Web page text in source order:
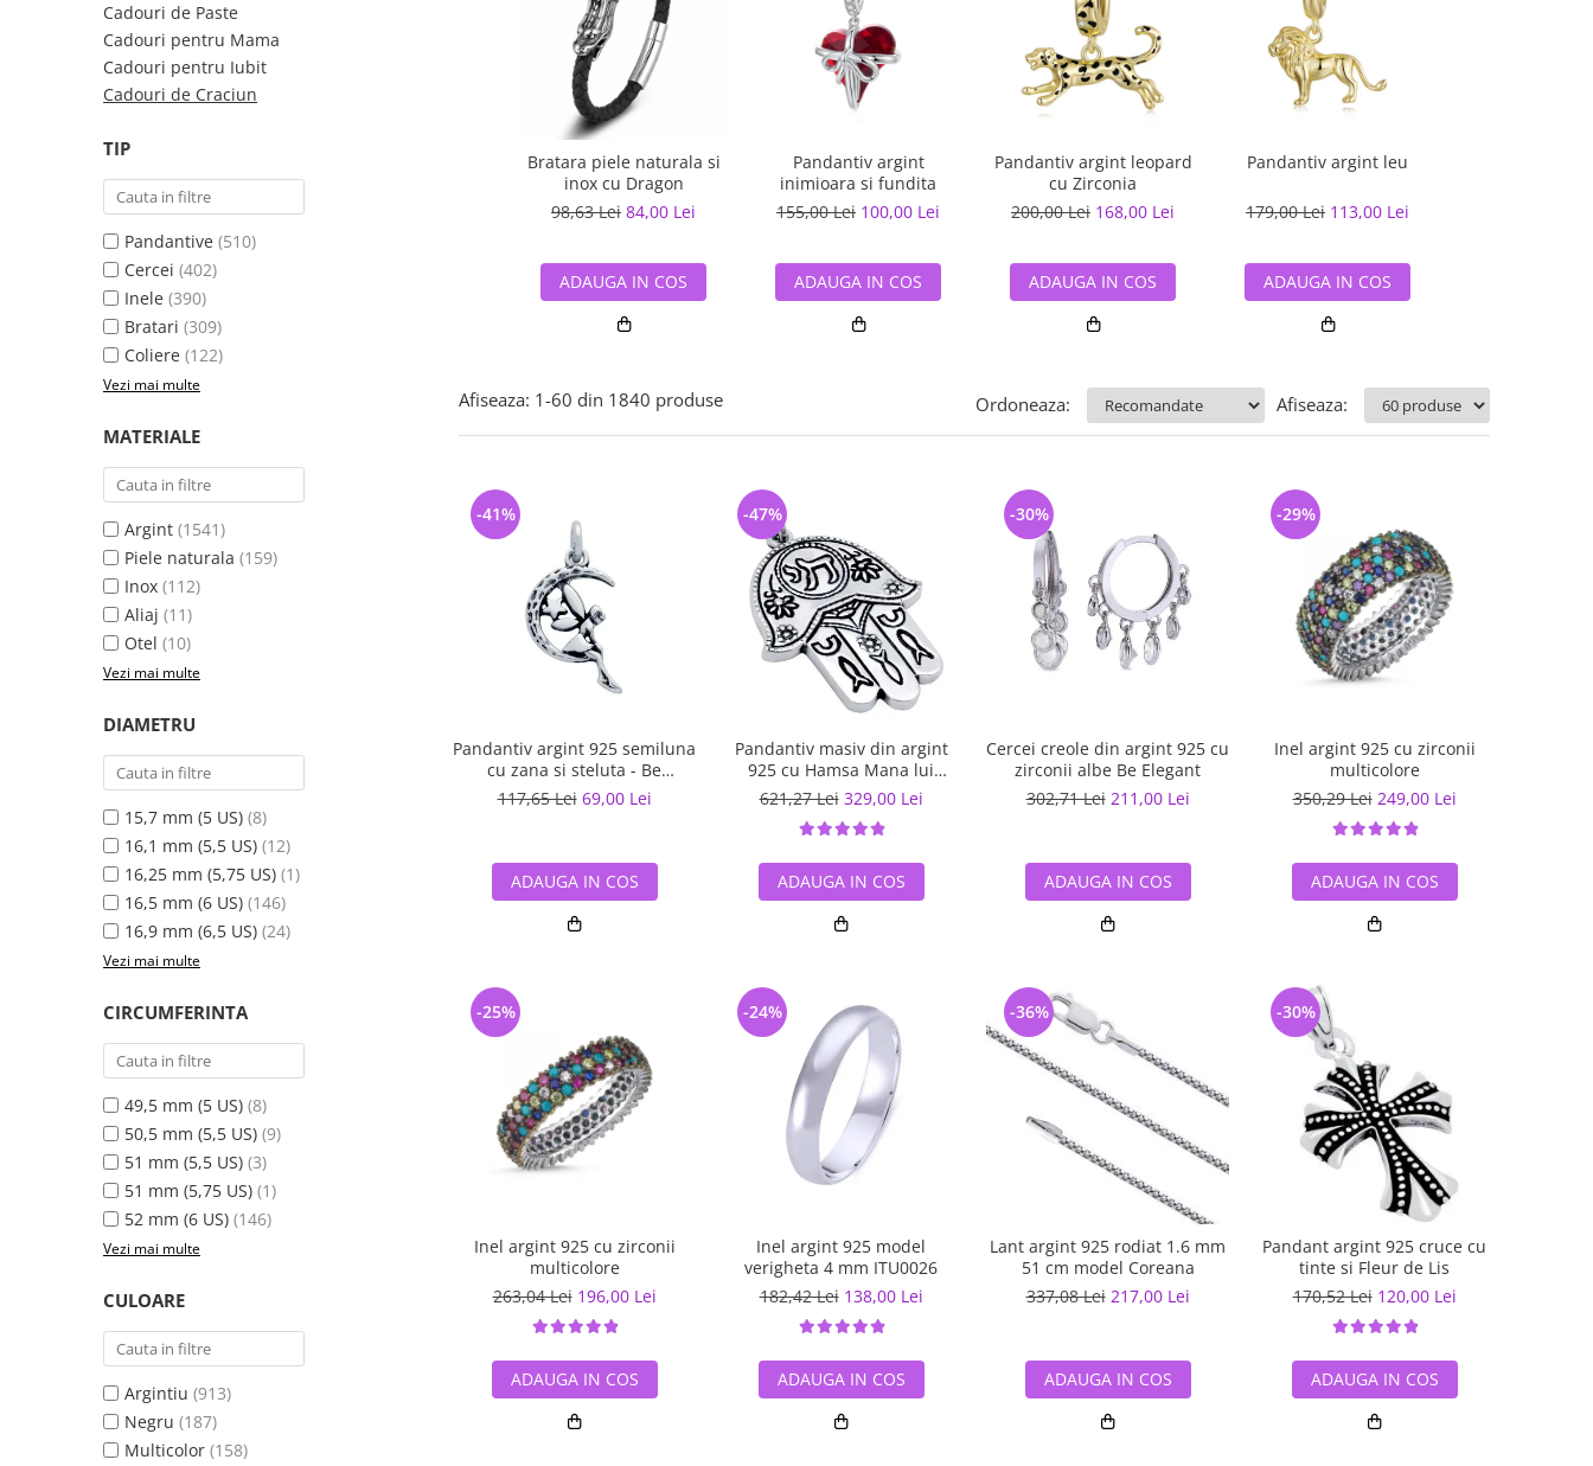
semipretioase
Bijuterii argint placat cu aur
Bijuterii argint cu diverse
Bijuterii argint cu murano
Bijuterii de Lux
Bijuterii gotice si rock
Bijuterii Handmade
Bijuterii fantezie
Casete si cutii de bijuterii
Bijuterii tungsten
Accesorii Piele
Solutii si lavete de curatare
bijuterii argint
Cadouri de Paste
Cadouri pentru Mama
Cadouri pentru Iubit
Cadouri de Craciun
TIP
Pandantive (510)
Cercei (402)
Inele (390)
Bratari (309)
Coliere (122)
Vezi mai multe
MATERIALE
Argint (1541)
Piele naturala (159)
Inox (112)
Aliaj (11)
Otel (10)
Vezi mai multe
DIAMETRU
15,7 mm (5 US) (8)
16,1 mm (5,5 US) (12)
16,25 mm (5,75 US) (1)
16,5 mm (6 US) (146)
16,9 mm (6,5 US) (24)
Vezi mai multe
CIRCUMFERINTA
49,5 mm (5 US) (8)
50,5 mm (5,5 US) (9)
51 mm (5,5 US) (3)
51 mm (5,75 US) (1)
52 mm (6 US) (146)
Vezi mai multe
CULOARE
Argintiu (913)
Negru (187)
Multicolor (158)
Bratara piele naturala si
inox cu Dragon
98,63 Lei 84,00 Lei
ADAUGA IN COS
Pandantiv argint
inimioara si fundita
155,00 Lei 100,00 Lei
ADAUGA IN COS
Pandantiv argint leopard
cu Zirconia
200,00 Lei 168,00 Lei
ADAUGA IN COS
Pandantiv argint leu
179,00 Lei 113,00 Lei
ADAUGA IN COS
Afiseaza: 1-60 din 1840 produse Afiseaza:
Ordoneaza:
Pandantiv argint 925 semiluna
cu zana si steluta - Be
Fantastic PSX0560
117,65 Lei 69,00 Lei
-41%
ADAUGA IN COS
Pandantiv masiv din argint
925 cu Hamsa Mana lui
Fatima
621,27 Lei 329,00 Lei
-47%
ADAUGA IN COS
Cercei creole din argint 925 cu
zirconii albe Be Elegant
302,71 Lei 211,00 Lei
-30%
ADAUGA IN COS
Inel argint 925 cu zirconii
multicolore
350,29 Lei 249,00 Lei
-29%
ADAUGA IN COS
Inel argint 925 cu zirconii
multicolore
263,04 Lei 196,00 Lei
-25%
ADAUGA IN COS
Inel argint 925 model
verigheta 4 mm ITU0026
182,42 Lei 138,00 Lei
-24%
ADAUGA IN COS
Lant argint 925 rodiat 1.6 mm
51 cm model Coreana
337,08 Lei 217,00 Lei
-36%
ADAUGA IN COS
Pandant argint 925 cruce cu
tinte si Fleur de Lis
170,52 Lei 120,00 Lei
-30%
ADAUGA IN COS